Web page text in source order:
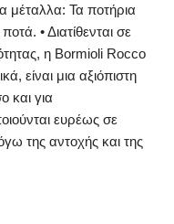
μέταλλα: Τα ποτήρια
• Διατίθενται σε
η Bormioli Rocco
είναι μια αξιόπιστη
και για
ευρέως σε
της αντοχής και της